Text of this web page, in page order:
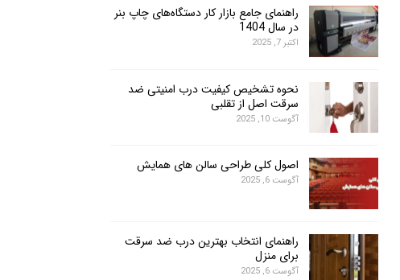
راهنمای جامع بازار کار دستگاه‌های چاپ بنر
در سال 1404
اکتبر 7, 2025
نحوه تشخیص کیفیت درب امنیتی ضد
سرقت اصل از تقلبی
آگوست 10, 2025
اصول کلی طراحی سالن های همایش
آگوست 6, 2025
راهنمای انتخاب بهترین درب ضد سرقت
برای منزل
آگوست 6, 2025